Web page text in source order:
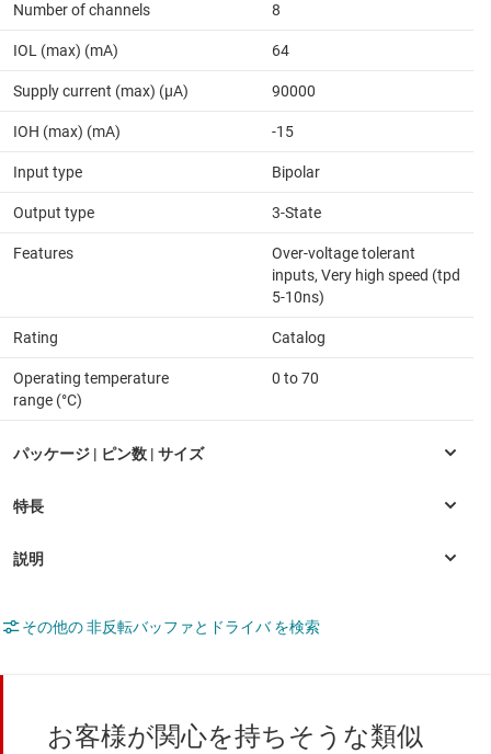
Number of channels 8
IOL (max) (mA) 64
Supply current (max) (µA) 90000
IOH (max) (mA) -15
Input type Bipolar
Output type 3-State
Features
Over-voltage tolerant
inputs, Very high speed (tpd
5-10ns)
Rating Catalog
Operating temperature
range (°C)
0 to 70
その他の 非反転バッファとドライバ を検索
お客様が関心を持ちそうな類似